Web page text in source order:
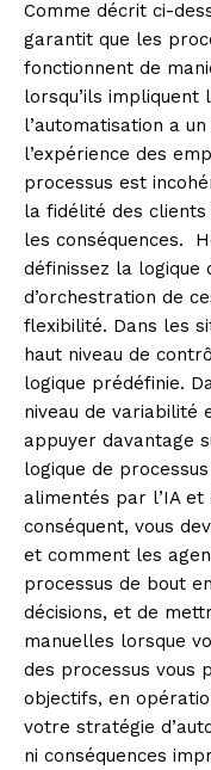
Comme décrit ci-
garantit que les
fonctionnent de
lorsqu’ils impliquent
l’automatisation a
l’expérience des
processus est
la fidélité des
les conséquences.
définissez la logique
d’orchestration de
flexibilité. Dans les
haut niveau de
logique prédéfinie.
niveau de variabilité
appuyer davantage
logique de
alimentés par l’IA
conséquent, vous
et comment les
processus de bout
décisions, et de
manuelles lorsque
des processus vous
objectifs, en
votre stratégie
ni conséquences